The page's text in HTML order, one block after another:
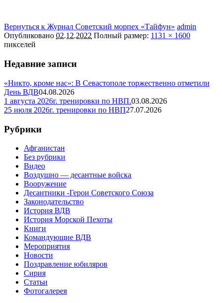
Вернуться к Журнал Советский морпех «Тайфун» admin
Опубликовано 02.12.2022 Полный размер: 1131 × 1600
пикселей
Недавние записи
«Никто, кроме нас»: В Севастополе торжественно отметили
День ВДВ04.08.2026
1 августа 2026г. тренировки по НВП.03.08.2026
25 июля 2026г. тренировки по НВП27.07.2026
Рубрики
Афганистан
Без рубрики
Видео
Воздушно — десантные войска
Вооружение
Десантники -Герои Советского Союза
Законодательство
История ВДВ
История Морской Пехоты
Книги
Командующие ВДВ
Мероприятия
Новости
Поздравление юбиляров
Сирия
Статьи
Фотогалерея